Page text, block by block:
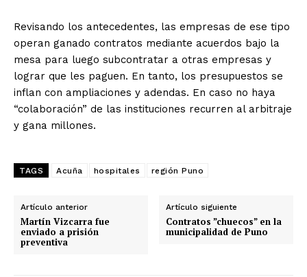
Revisando los antecedentes, las empresas de ese tipo
operan ganado contratos mediante acuerdos bajo la
mesa para luego subcontratar a otras empresas y
lograr que les paguen. En tanto, los presupuestos se
inflan con ampliaciones y adendas. En caso no haya
“colaboración” de las instituciones recurren al arbitraje
y gana millones.
TAGS Acuña hospitales región Puno
Artículo anterior
Martín Vizcarra fue
enviado a prisión
preventiva
Artículo siguiente
Contratos ”chuecos” en la
municipalidad de Puno